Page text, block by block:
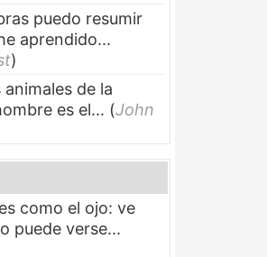
puedo resumir
aprendido...
)
de la
es el... (John
como el ojo: ve
puede verse...